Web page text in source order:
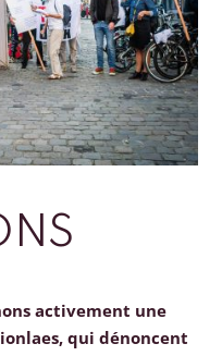
activement une
qui dénoncent